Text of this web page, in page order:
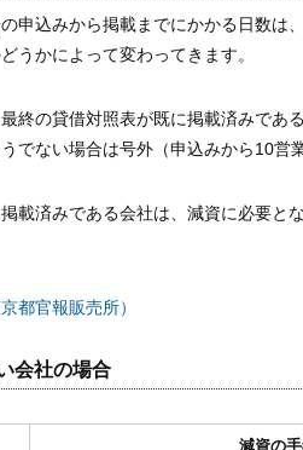
申込みから掲載までにかかる日数は
うかによって変わってきます。
終の貸借対照表が既に掲載済みであ
でない場合は号外（申込みから10営
載済みである会社は、減資に必要と
都官報販売所）
会社の場合
減資の